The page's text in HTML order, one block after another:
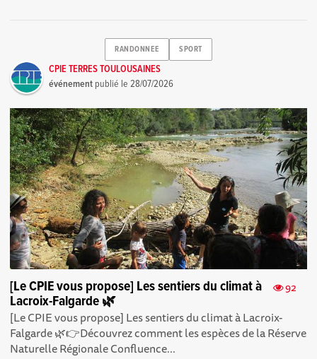
RANDONNEE SPORT
CPIE TERRES TOULOUSAINES
événement publié le28/07/2026
92
[Le CPIE vous propose] Les sentiers du climat à
Lacroix-Falgarde 🌿
[Le CPIE vous propose] Les sentiers du climat à Lacroix-
Falgarde 🌿👉Découvrez comment les espèces de la Réserve
Naturelle Régionale Confluence...